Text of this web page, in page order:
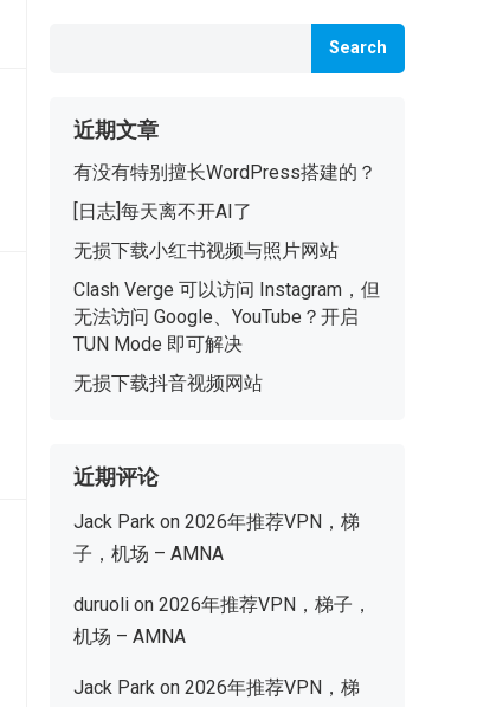
Search
近期文章
有没有特别擅长WordPress搭建的？
[日志]每天离不开AI了
无损下载小红书视频与照片网站
Clash Verge 可以访问 Instagram，但
无法访问 Google、YouTube？开启
TUN Mode 即可解决
无损下载抖音视频网站
近期评论
Jack Park on 2026年推荐VPN，梯
子，机场 – AMNA
duruoli on 2026年推荐VPN，梯子，
机场 – AMNA
Jack Park on 2026年推荐VPN，梯